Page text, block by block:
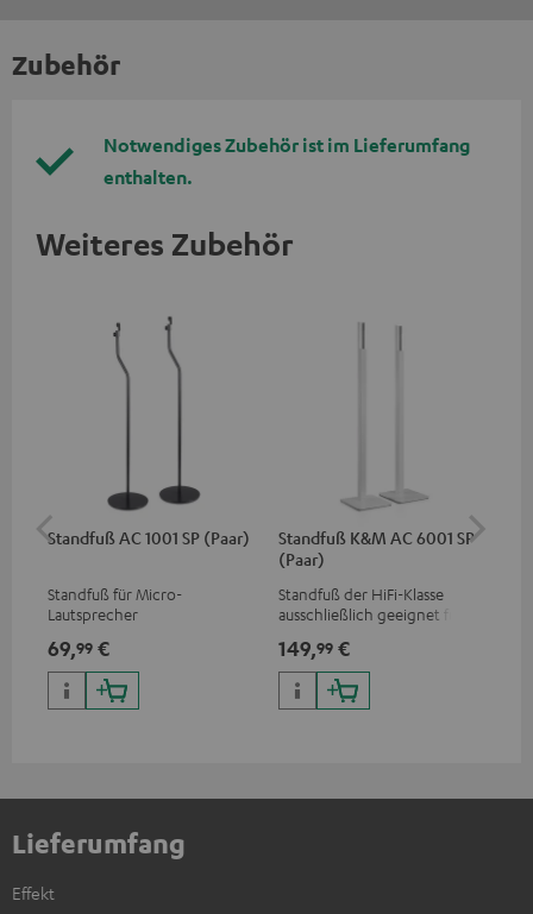
Zubehör
Notwendiges Zubehör ist im Lieferumfang
enthalten.
Weiteres Zubehör
Standfuß AC 1001 SP (Paar)
Standfuß für Micro-
Lautsprecher
69,99 €
Standfuß K&M AC 6001 SP
(Paar)
Standfuß der HiFi-Klasse
ausschließlich geeignet für
und CONSONO 25 (CS 25 FCR-
Satelliten)
149,99 €
Lieferumfang
Effekt